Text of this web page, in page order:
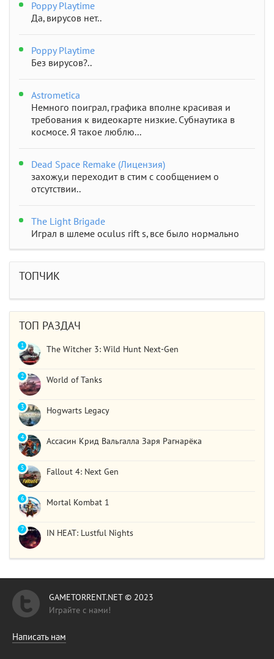
Poppy Playtime
Да, вирусов нет..
Poppy Playtime
Без вирусов?..
Astrometica
Немного поиграл, графика вполне красивая и
требования к видеокарте низкие. Субнаутика в
космосе. Я такое люблю...
Dead Space Remake (Лицензия)
захожу,и переходит в стим с сообщением о
отсутствии..
The Light Brigade
Играл в шлеме oculus rift s, все было нормально
сюжет и..
ТОПЧИК
ТОП РАЗДАЧ
The Witcher 3: Wild Hunt Next-Gen
1
World of Tanks
2
Hogwarts Legacy
3
Ассасин Крид Вальгалла Заря Рагнарёка
4
Fallout 4: Next Gen
5
Mortal Kombat 1
6
IN HEAT: Lustful Nights
7
GAMETORRENT.NET © 2023
Играйте с нами!
Написать нам